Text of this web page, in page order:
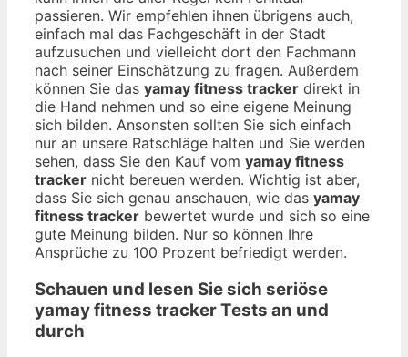
passieren. Wir empfehlen ihnen übrigens auch,
einfach mal das Fachgeschäft in der Stadt
aufzusuchen und vielleicht dort den Fachmann
nach seiner Einschätzung zu fragen. Außerdem
können Sie das yamay fitness tracker direkt in
die Hand nehmen und so eine eigene Meinung
sich bilden. Ansonsten sollten Sie sich einfach
nur an unsere Ratschläge halten und Sie werden
sehen, dass Sie den Kauf vom yamay fitness
tracker nicht bereuen werden. Wichtig ist aber,
dass Sie sich genau anschauen, wie das yamay
fitness tracker bewertet wurde und sich so eine
gute Meinung bilden. Nur so können Ihre
Ansprüche zu 100 Prozent befriedigt werden.
Schauen und lesen Sie sich seriöse
yamay fitness trackerTests an und
durch